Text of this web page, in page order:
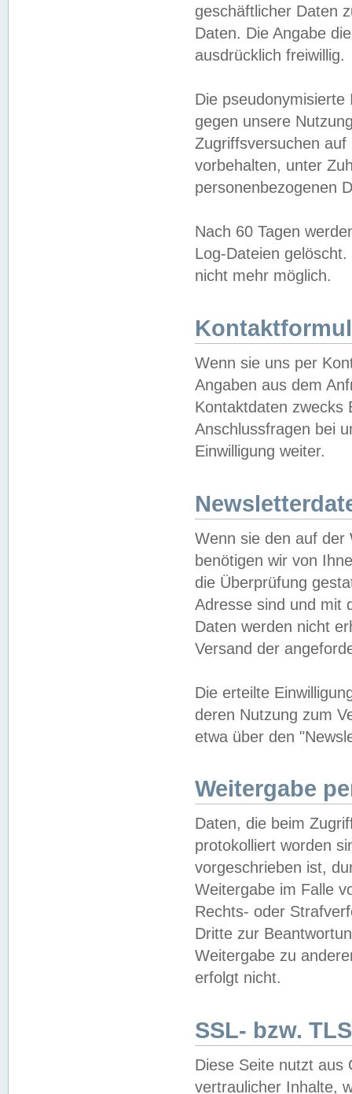
geschäftlicher Daten
Daten. Die Angabe
ausdrücklich freiwillig.
Die
gegen unsere
Zugriffsversuchen
vorbehalten, unter
personenbezogenen
Nach 60 Tagen
Log-Dateien
nicht mehr möglich.
Wenn sie uns per
Angaben aus dem
Kontaktdaten zwecks
Anschlussfragen bei
Einwilligung weiter.
Wenn sie den auf der
benötigen wir von
die Überprüfung
Adresse sind und mit
Daten werden nicht
Versand der
Die erteilte
deren Nutzung zum
etwa über den
Weitergabe
Daten, die beim
protokolliert worden
vorgeschrieben ist,
Weitergabe im Falle
Rechts- oder
Dritte zur
Weitergabe zu
erfolgt nicht.
SSL- bzw.
Diese Seite nutzt aus
vertraulicher Inhalte,